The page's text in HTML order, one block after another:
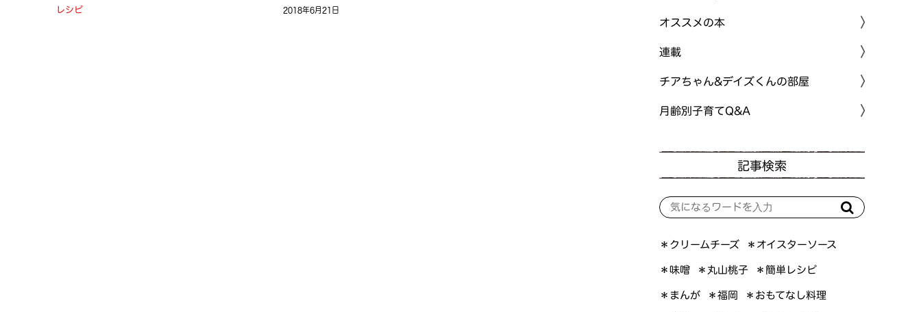
レシピ 2018年6月21日
オススメの本
連載
チアちゃん&デイズくんの部屋
月齢別子育てQ&A
記事検索
＊クリームチーズ ＊オイスターソース
＊味噌 ＊丸山桃子 ＊簡単レシピ
＊まんが ＊福岡 ＊おもてなし料理